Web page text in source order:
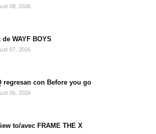
08, 2026
de WAYF BOYS
07, 2026
regresan con Before you go
06, 2026
to/avec FRAME THE X